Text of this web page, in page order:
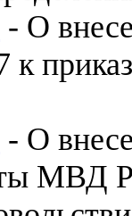
- О
- О
МВД